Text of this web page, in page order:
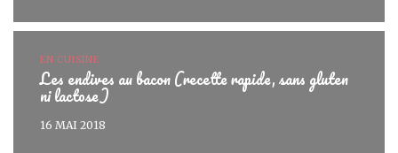
EN CUISINE
Les endives au bacon (recette rapide, sans gluten
ni lactose)
16 MAI 2018